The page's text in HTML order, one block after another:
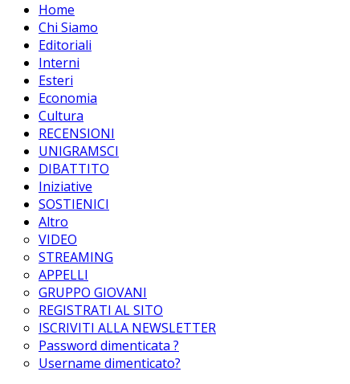
Home
Chi Siamo
Editoriali
Interni
Esteri
Economia
Cultura
RECENSIONI
UNIGRAMSCI
DIBATTITO
Iniziative
SOSTIENICI
Altro
VIDEO
STREAMING
APPELLI
GRUPPO GIOVANI
REGISTRATI AL SITO
ISCRIVITI ALLA NEWSLETTER
Password dimenticata ?
Username dimenticato?